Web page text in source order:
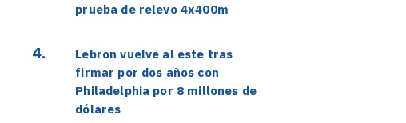
prueba de relevo 4x400m
Lebron vuelve al este tras
firmar por dos años con
Philadelphia por 8 millones de
dólares